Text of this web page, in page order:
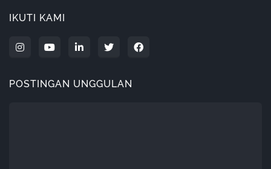
IKUTI KAMI
POSTINGAN UNGGULAN